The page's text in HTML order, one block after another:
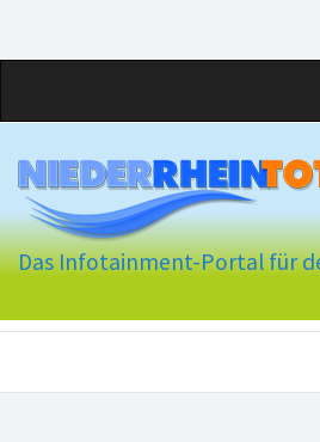
Das Infotainment-Portal für